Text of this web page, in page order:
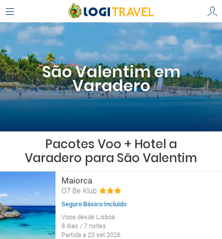
São Valentim em
Varadero
Pacotes Voo + Hotel a
Varadero para São Valentim
Maiorca
O7 Be Klub
Seguro Básico Incluído
Voos desde Lisboa
8 dias / 7 noites
Partida a 23 set 2026